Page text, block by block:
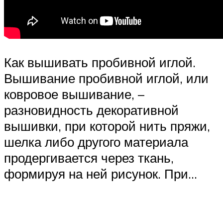
Как вышивать пробивной иглой.
Вышивание пробивной иглой, или
ковровое вышивание, –
разновидность декоративной
вышивки, при которой нить пряжи,
шелка либо другого материала
продергивается через ткань,
формируя на ней рисунок. При…